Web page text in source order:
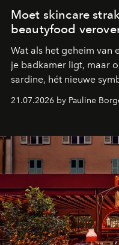
Moet skincare
beautyfood
Wat als het geheim van
je badkamer ligt, maar
sardine, hét nieuwe
21.07.2026 by Pauline